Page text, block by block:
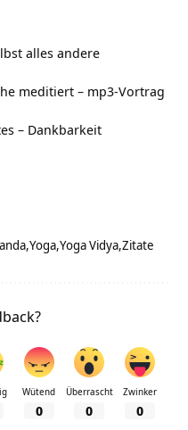
alles andere
meditiert – mp3-Vortrag
– Dankbarkeit
Yoga Yoga Vidya Zitate
Wütend
0
Überrascht
0
Zwinker
0